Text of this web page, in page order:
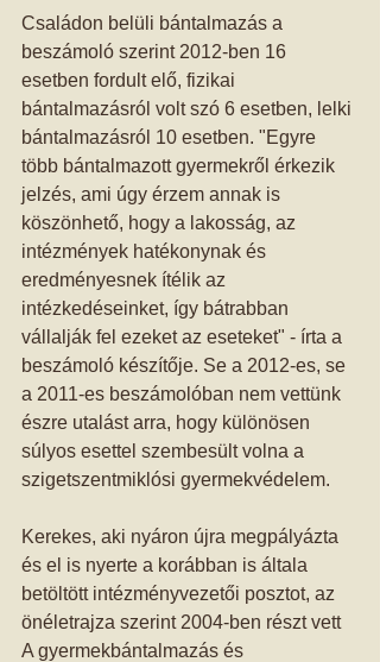
Családon belüli bántalmazás a
beszámoló szerint 2012-ben 16
esetben fordult elő, fizikai
bántalmazásról volt szó 6 esetben, lelki
bántalmazásról 10 esetben. "Egyre
több bántalmazott gyermekről érkezik
jelzés, ami úgy érzem annak is
köszönhető, hogy a lakosság, az
intézmények hatékonynak és
eredményesnek ítélik az
intézkedéseinket, így bátrabban
vállalják fel ezeket az eseteket" - írta a
beszámoló készítője. Se a 2012-es, se
a 2011-es beszámolóban nem vettünk
észre utalást arra, hogy különösen
súlyos esettel szembesült volna a
szigetszentmiklósi gyermekvédelem.
Kerekes, aki nyáron újra megpályázta
és el is nyerte a korábban is általa
betöltött intézményvezetői posztot, az
önéletrajza szerint 2004-ben részt vett
A gyermekbántalmazás és